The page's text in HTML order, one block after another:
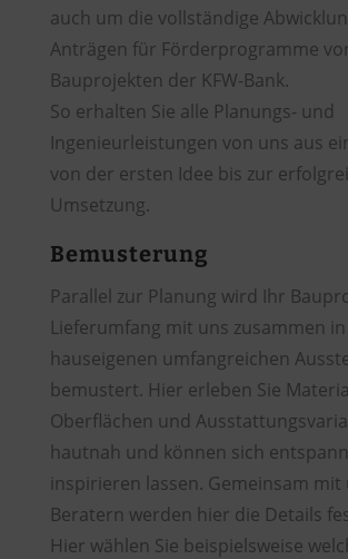
auch um die vollständige
Anträgen für Förderprogramme
Bauprojekten der KFW-Bank.
So erhalten Sie alle Planungs- und
Ingenieurleistungen von uns aus
von der ersten Idee bis zur
Umsetzung.
Bemusterung
Parallel zur Planung wird Ihr
Lieferumfang mit uns zusammen
hauseigenen umfangreichen
bemustert. Hier erleben Sie
Oberflächen und
hautnah und können sich
inspirieren lassen. Gemeinsam mit
Beratern werden hier die Details
Hier wählen Sie beispielsweise